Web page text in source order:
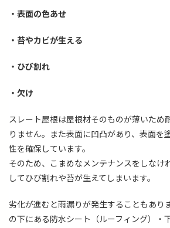
・表面の色あせ
・苔やカビが生える
・ひび割れ
・欠け
スレート屋根は屋根材そのものが薄いため
りません。また表面に凹凸があり、表面を
性を確保しています。
そのため、こまめなメンテナンスをしなけ
してひび割れや苔が生えてしまいます。
劣化が進むと雨漏りが発生することもあり
の下にある防水シート（ルーフィング）・